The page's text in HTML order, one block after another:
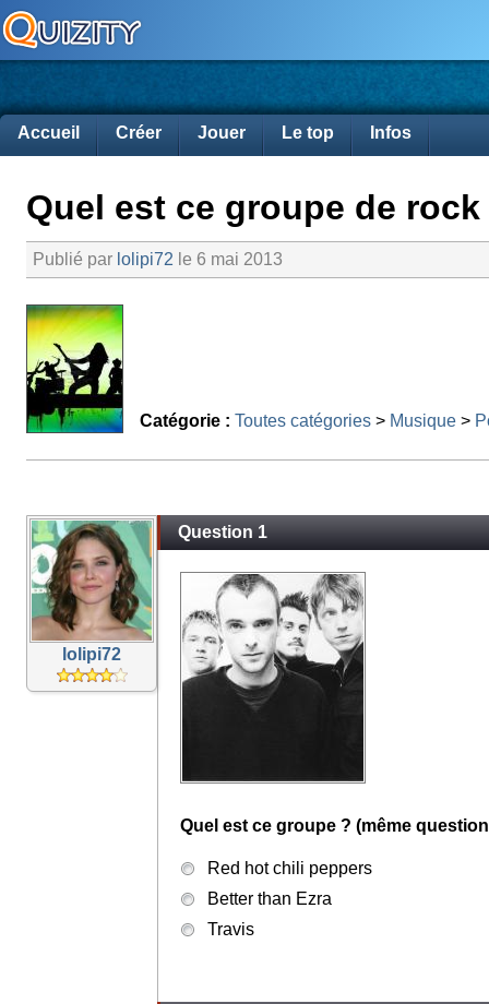
Accueil Créer Jouer Le top Infos
Quel est ce groupe de
Publié par lolipi72 le 6 mai 2013
Catégorie : Toutes catégories > Musique >
lolipi72
Question 1
Quel est ce groupe ? (même
Red hot chili peppers
Better than Ezra
Travis